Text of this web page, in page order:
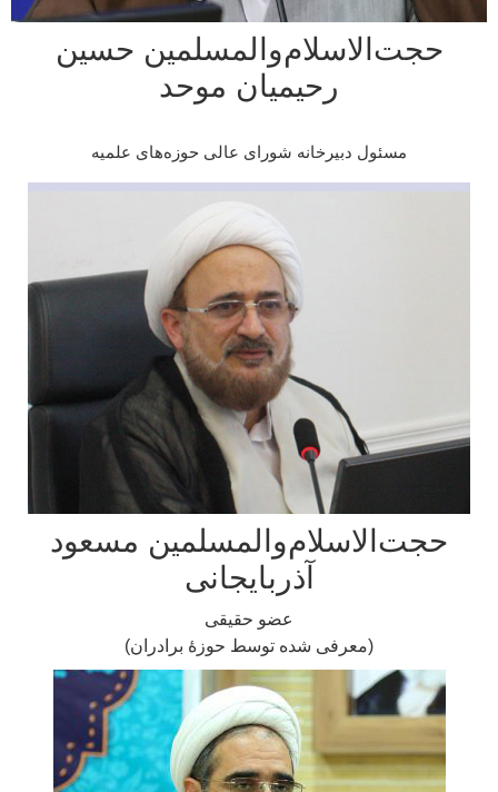
حسین
رحیمیان موحد
مسئول دبیرخانه شورای عالی حوزه‌های علمیه
مسعود
آذربایجانی
عضو حقیقی
(معرفی شده توسط حوزۀ برادران)